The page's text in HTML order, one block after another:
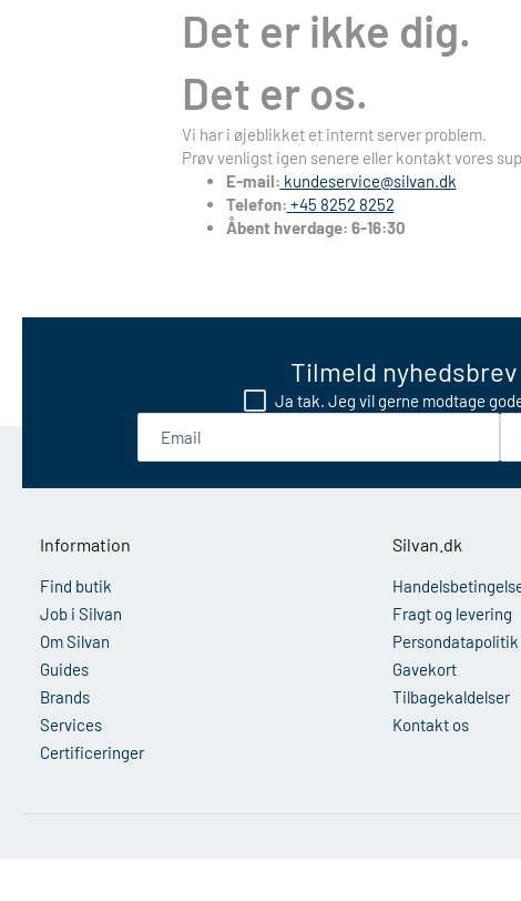
Det er ikke dig.
Det er os.
Vi har i øjeblikket et internt server problem.
Prøv venligst igen senere eller kontakt vores
E-mail: kundeservice@silvan.dk
Telefon: +45 8252 8252
Åbent hverdage: 6-16:30
Tilmeld
Ja tak. Jeg vil gerne modtage
Information
Find butik
Job i Silvan
Om Silvan
Guides
Brands
Services
Certificeringer
Silvan.dk
Fragt og levering
Persondatapolitik
Gavekort
Tilbagekaldelser
Kontakt os